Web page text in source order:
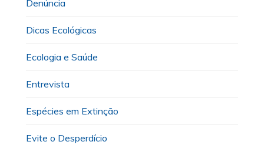
Denúncia
Dicas Ecológicas
Ecologia e Saúde
Entrevista
Espécies em Extinção
Evite o Desperdício